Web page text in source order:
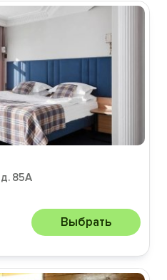
85А
Выбрать